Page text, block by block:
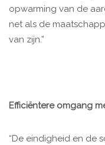
opwarming van de
net als de
van zijn.”
Efficiëntere omgang
“De eindigheid en de